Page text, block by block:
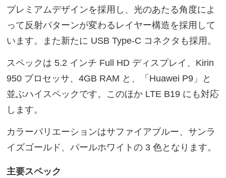
プレミアムデザインを採用し、光のあたる角度によ
って反射パターンが変わるレイヤー構造を採用して
います。また新たに USB Type-C コネクタも採用。
スペックは 5.2 インチ Full HD ディスプレイ、Kirin
950 プロセッサ、4GB RAM と、「Huawei P9」と
並ぶハイスペックです。このほか LTE B19 にも対応
します。
カラーバリエーションはサファイアブルー、サンラ
イズゴールド、パールホワイトの 3 色となります。
主要スペック